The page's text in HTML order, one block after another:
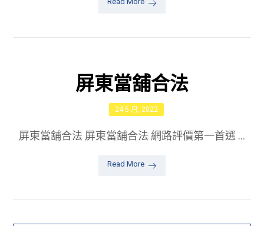
屏東當舖合法
24 5 月, 2022
屏東當舖合法 屏東當舖合法 網路評價第一首選 ...
Read More